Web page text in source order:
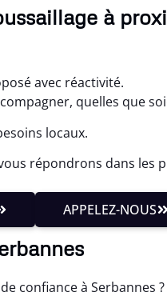
à
avec réactivité.
quelles que
locaux.
répondrons dans les
APPELEZ-NOUS
confiance à Serbannes